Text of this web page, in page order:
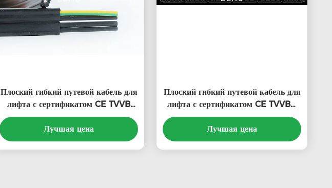
Плоский гибкий путевой кабель для
лифта с сертификатом CE TVVB
4x2.5 со специальным пластом из
ПВХ
Лучшая цена
Плоский гибкий путевой кабель для
лифта с сертификатом CE TVVBG
со специальным пластом из ПВХ
Лучшая цена